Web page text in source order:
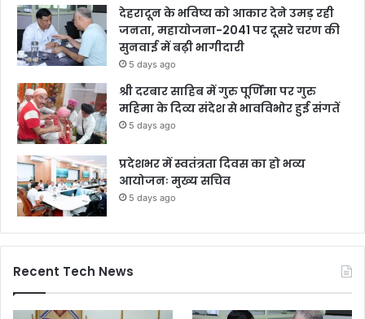
देहरादून के भविष्य को आकार देने उमड़ रही
जनता, महायोजना-2041 पर दूसरे चरण की
सुनवाई में बढ़ी भागीदारी
5 days ago
श्री दरबार साहिब में गुरु पूर्णिमा पर गुरु
महिमा के दिव्य संदेश से भावविभोर हुई संगतें
5 days ago
प्रदेशभर में स्वतंत्रता दिवस का हो भव्य
आयोजनः मुख्य सचिव
5 days ago
Recent Tech News